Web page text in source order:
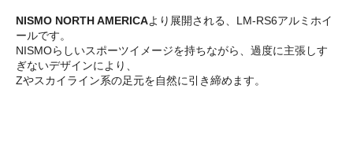
NISMO NORTH AMERICAより展開される、LM-RS6アルミホイ
ールです。
NISMOらしいスポーツイメージを持ちながら、過度に主張しす
ぎないデザインにより、
Zやスカイライン系の足元を自然に引き締めます。